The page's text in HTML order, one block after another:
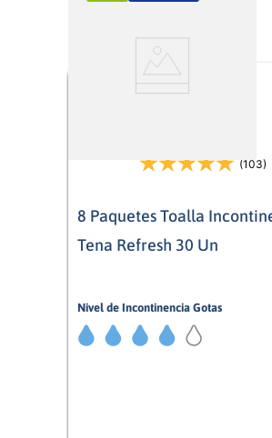
(103)
8 Paquetes Toalla
Tena Refresh 30 Un
Nivel de Incontinencia Gotas
4/5